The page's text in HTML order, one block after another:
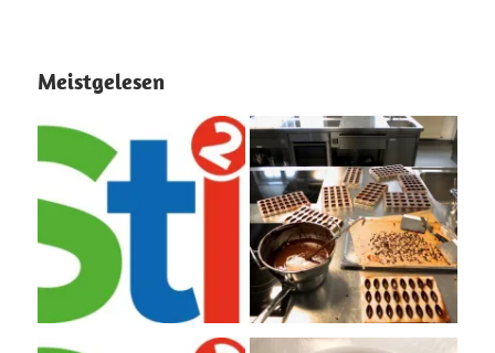
Meistgelesen